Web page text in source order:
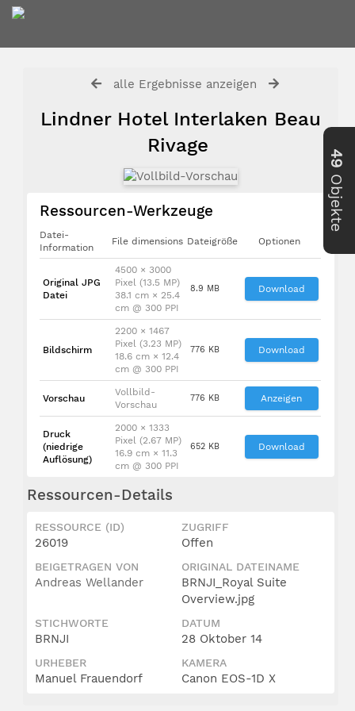
alle Ergebnisse anzeigen
Lindner Hotel Interlaken Beau
Rivage
Ressourcen-Werkzeuge
Datei-
Information
File dimensions Dateigröße Optionen
Original JPG
Datei
4500 × 3000
Pixel (13.5 MP)
38.1 cm × 25.4
cm @ 300 PPI
8.9 MB Download
Bildschirm
2200 × 1467
Pixel (3.23 MP)
18.6 cm × 12.4
cm @ 300 PPI
776 KB Download
Vorschau
Vollbild-
Vorschau
776 KB Anzeigen
Druck
(niedrige
Auflösung)
2000 × 1333
Pixel (2.67 MP)
16.9 cm × 11.3
cm @ 300 PPI
652 KB Download
Ressourcen-Details
RESSOURCE (ID)
26019
ZUGRIFF
Offen
BEIGETRAGEN VON
Andreas Wellander
ORIGINAL DATEINAME
BRNJI_Royal Suite
Overview.jpg
STICHWORTE
BRNJI
DATUM
28 Oktober 14
URHEBER
Manuel Frauendorf
KAMERA
Canon EOS-1D X
49
Objekte